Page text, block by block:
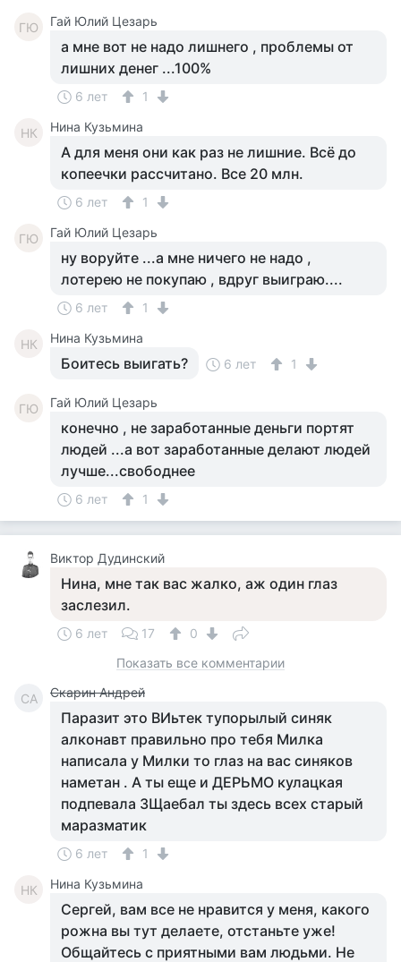
ГЮ Гай Юлий Цезарь
а мне вот не надо лишнего , проблемы от
лишних денег ...100%
6 лет 1
НК Нина Кузьмина
А для меня они как раз не лишние. Всё до
копеечки рассчитано. Все 20 млн.
6 лет 1
ГЮ Гай Юлий Цезарь
ну воруйте ...а мне ничего не надо ,
лотерею не покупаю , вдруг выиграю....
6 лет 1
НК Нина Кузьмина
Боитесь выигать? 6 лет 1
ГЮ Гай Юлий Цезарь
конечно , не заработанные деньги портят
людей ...а вот заработанные делают людей
лучше...свободнее
6 лет 1
Виктор Дудинский
Нина, мне так вас жалко, аж один глаз
заслезил.
6 лет 17
0
Показать все комментарии
СА Скарин Андрей
Паразит это ВИьтек тупорылый синяк
алконавт правильно про тебя Милка
написала у Милки то глаз на вас синяков
наметан . А ты еще и ДЕРЬМО кулацкая
подпевала ЗЩаебал ты здесь всех старый
маразматик
6 лет 1
НК Нина Кузьмина
Сергей, вам все не нравится у меня, какого
рожна вы тут делаете, отстаньте уже!
Общайтесь с приятными вам людьми. Не